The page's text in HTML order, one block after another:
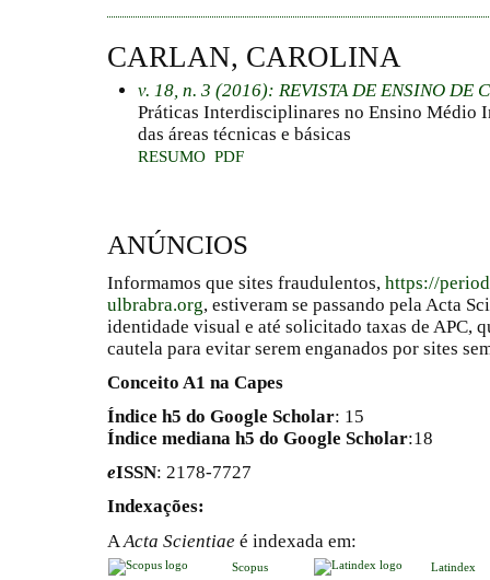
CARLAN, CAROLINA
v. 18, n. 3 (2016): REVISTA DE ENSINO DE
Práticas Interdisciplinares no Ensino Médio
das áreas técnicas e básicas
RESUMO PDF
ANÚNCIOS
Informamos que sites fraudulentos, https://
ulbrabra.org, estiveram se passando pela Acta
identidade visual e até solicitado taxas de APC,
cautela para evitar serem enganados por sites
Conceito A1 na Capes
Índice h5 do Google Scholar: 15
Índice mediana h5 do Google Scholar:18
eISSN: 2178-7727
Indexações:
A Acta Scientiae é indexada em:
Scopus Latindex